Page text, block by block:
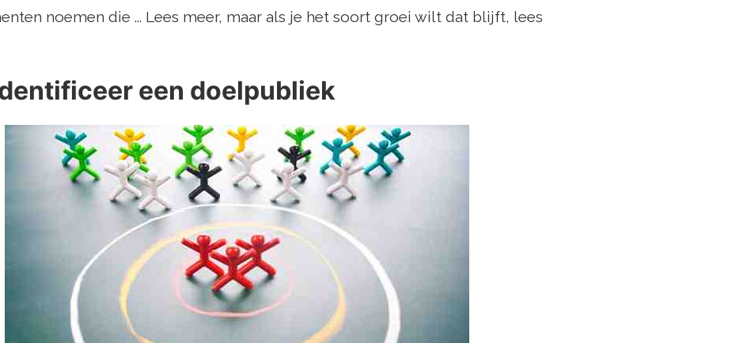
noemen die ... Lees meer, maar als je het soort groei wilt dat blijft, lees
een doelpubliek